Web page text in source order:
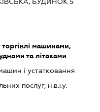
БУДИНОК 5
торгівлі машинами,
та літаками
і устатковання
послуг, н.в.і.у.